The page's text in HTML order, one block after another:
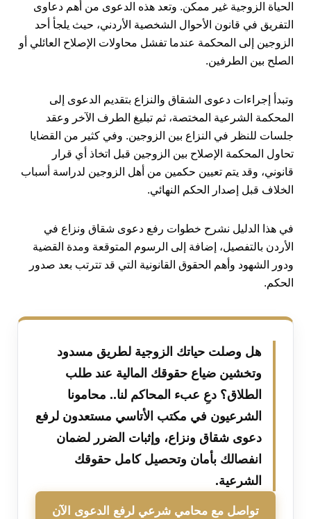
الحياة الزوجية غير ممكن. وتعد هذه الدعوى من أهم دعاوى
التفريق في قانون الأحوال الشخصية الأردني، حيث يلجأ أحد
الزوجين إلى المحكمة عندما تفشل محاولات الإصلاح العائلي أو
الصلح بين الطرفين.
وتبدأ إجراءات دعوى الشقاق والنزاع بتقديم الدعوى إلى
المحكمة الشرعية المختصة، ثم تبليغ الطرف الآخر وعقد
جلسات للنظر في النزاع بين الزوجين. وفي كثير من القضايا
تحاول المحكمة الإصلاح بين الزوجين قبل اتخاذ أي قرار
قانوني، وقد يتم تعيين حكمين من أهل الزوجين لدراسة أسباب
الخلاف قبل إصدار الحكم النهائي.
في هذا الدليل نشرح خطوات رفع دعوى شقاق ونزاع في
الأردن بالتفصيل، إضافة إلى الرسوم المتوقعة ومدة القضية
ودور الشهود وأهم الحقوق القانونية التي قد تترتب بعد صدور
الحكم.
هل وصلت حياتك الزوجية لطريق مسدود
وتخشين ضياع حقوقك المالية عند طلب
الطلاق؟ دعِ عبء المحاكم لنا.. محامونا
الشرعيون في مكتب الأتاسي مستعدون لرفع
دعوى شقاق ونزاع، وإثبات الضرر لضمان
انفصالك بأمان وتحصيل كامل حقوقك
الشرعية.
تواصل مع محامي شرعي لرفع الدعوى الآن